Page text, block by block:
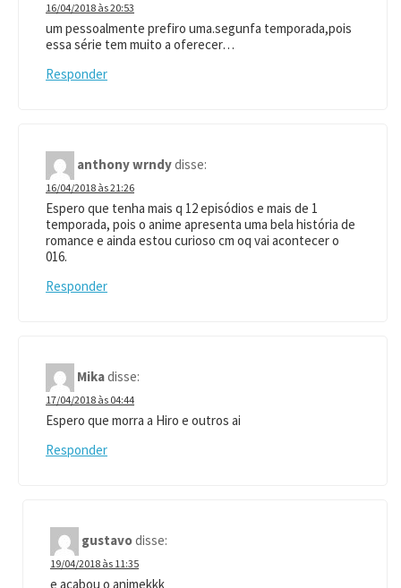
16/04/2018 às 20:53
um pessoalmente prefiro uma.segunfa temporada,pois
essa série tem muito a oferecer…
Responder
anthony wrndydisse:
16/04/2018 às 21:26
Espero que tenha mais q 12 episódios e mais de 1
temporada, pois o anime apresenta uma bela história de
romance e ainda estou curioso cm oq vai acontecer o
016.
Responder
Mikadisse:
17/04/2018 às 04:44
Espero que morra a Hiro e outros ai
Responder
gustavodisse:
19/04/2018 às 11:35
e acabou o animekkk